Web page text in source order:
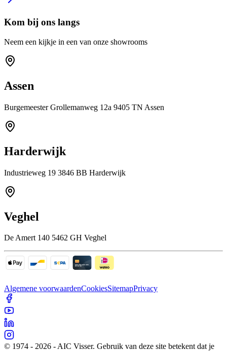
Kom bij ons langs
Neem een kijkje in een van onze showrooms
Assen
Burgemeester Grollemanweg 12a 9405 TN Assen
Harderwijk
Industrieweg 19 3846 BB Harderwijk
Veghel
De Amert 140 5462 GH Veghel
Algemene voorwaardenCookiesSitemapPrivacy
© 1974 - 2026 - AIC Visser. Gebruik van deze site betekent dat je